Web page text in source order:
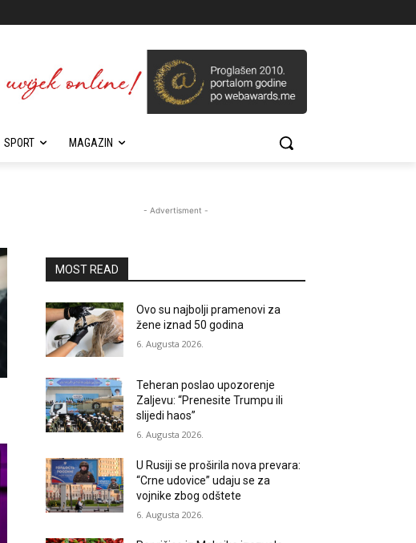
SPORT MAGAZIN
- Advertisment -
MOST READ
Ovo su najbolji pramenovi za
žene iznad 50 godina
6. Augusta 2026.
Teheran poslao upozorenje
Zaljevu: “Prenesite Trumpu ili
slijedi haos”
6. Augusta 2026.
U Rusiji se proširila nova prevara:
“Crne udovice” udaju se za
vojnike zbog odštete
6. Augusta 2026.